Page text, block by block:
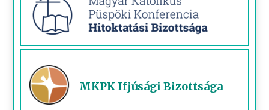
MKPK Ifjúsági Bizottsága